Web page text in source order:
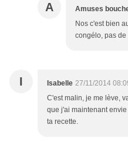
A Amuses
Nos c'est bien
congélo, pas
I Isabelle 27/11/2014
C'est malin, je me lève,
que j'ai maintenant
ta recette.